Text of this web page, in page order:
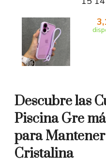
Descubre las
Piscina Gre
para
Cristalina